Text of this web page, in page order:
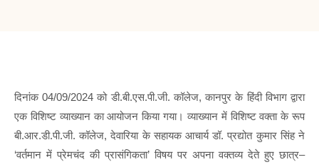
दिनांक 04/09/2024 को डी.बी.एस.पी.जी. कॉलेज, कानपुर के हिंदी विभाग द्वारा
एक विशिष्ट व्याख्यान का आयोजन किया गया। व्याख्यान में विशिष्ट वक्ता के रूप
बी.आर.डी.पी.जी. कॉलेज, देवारिया के सहायक आचार्य डॉ. प्रद्योत कुमार सिंह ने
‘वर्तमान में प्रेमचंद की प्रासंगिकता’ विषय पर अपना वक्तव्य देते हुए छात्र–